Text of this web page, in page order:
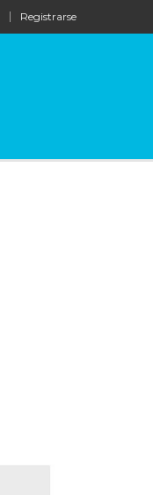
Registrarse